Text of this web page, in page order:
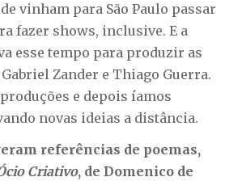
vinham para São Paulo passar
fazer shows, inclusive. E a
esse tempo para produzir as
Zander e Thiago Guerra.
e depois íamos
novas ideias a distância.
referências de poemas,
Criativo, de Domenico de